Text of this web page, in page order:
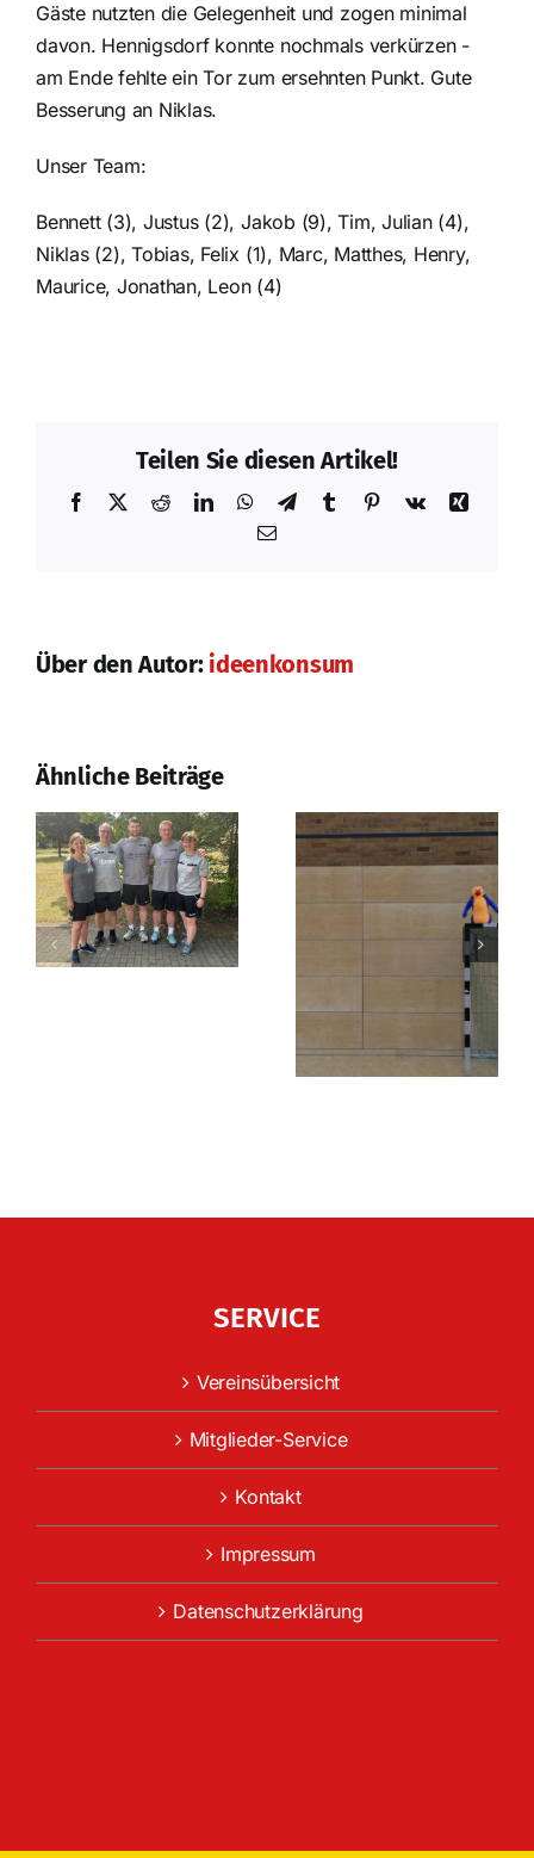
Gäste nutzten die Gelegenheit und zogen minimal
davon. Hennigsdorf konnte nochmals verkürzen -
am Ende fehlte ein Tor zum ersehnten Punkt. Gute
Besserung an Niklas.
Unser Team:
Bennett (3), Justus (2), Jakob (9), Tim, Julian (4),
Niklas (2), Tobias, Felix (1), Marc, Matthes, Henry,
Maurice, Jonathan, Leon (4)
Teilen Sie diesen Artikel!
Facebook RedditLinkedInWhatsApp
TelegramTumblrPinterestVk
Xing
E-
Über den Autor: ideenkonsum
Ähnliche Beiträge
Prüfungswochenende
in Strausberg!
Nach der
SERVICE
Vereinsübersicht
Mitglieder-Service
Kontakt
Impressum
Datenschutzerklärung